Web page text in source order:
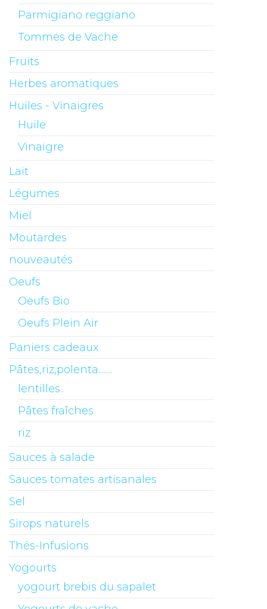
Parmigiano reggiano
Tommes de Vache
Fruits
Herbes aromatiques
Huiles - Vinaigres
Huile
Vinaigre
Lait
Légumes
Miel
Moutardes
nouveautés
Oeufs
Oeufs Bio
Oeufs Plein Air
Paniers cadeaux
Pâtes,riz,polenta........
lentilles..
Pâtes fraîches
riz
Sauces à salade
Sauces tomates artisanales
Sel
Sirops naturels
Thés-Infusions
Yogourts
yogourt brebis du sapalet